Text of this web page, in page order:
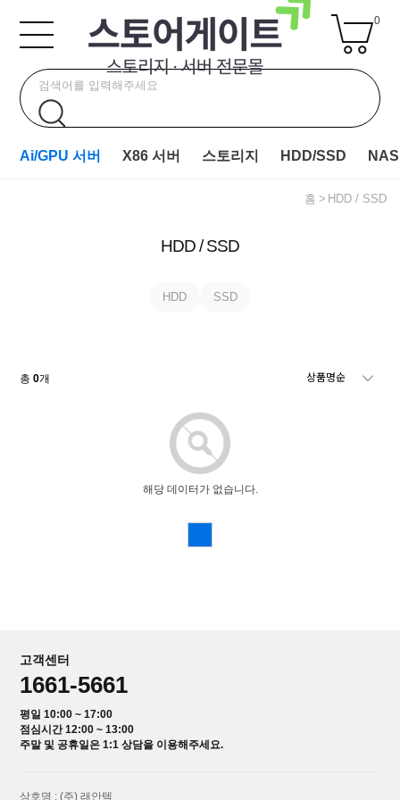
0
Ai/GPU 서버 X86 서버 스토리지 HDD/SSD NAS
홈 HDD / SSD
HDD / SSD
HDD SSD
총0개
해당 데이터가 없습니다.
고객센터
1661-5661
평일 10:00 ~ 17:00
점심시간 12:00 ~ 13:00
주말 및 공휴일은 1:1 상담을 이용해주세요.
상호명 : (주) 래안텍